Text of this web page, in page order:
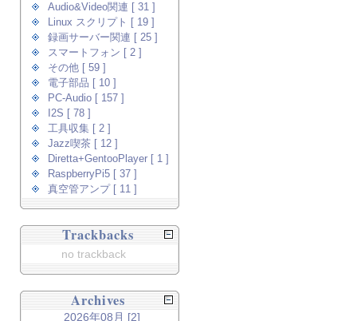
Audio&Video関連 [ 31 ]
Linux スクリプト [ 19 ]
録画サーバー関連 [ 25 ]
スマートフォン [ 2 ]
その他 [ 59 ]
電子部品 [ 10 ]
PC-Audio [ 157 ]
I2S [ 78 ]
工具収集 [ 2 ]
Jazz喫茶 [ 12 ]
Diretta+GentooPlayer [ 1 ]
RaspberryPi5 [ 37 ]
真空管アンプ [ 11 ]
Trackbacks
no trackback
Archives
2026年08月 [2]